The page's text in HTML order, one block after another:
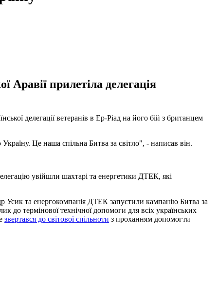
Аравії прилетіла делегація
делегації ветеранів в Ер-Ріад на його бій з британцем
Це наша спільна Битва за світло", - написав він.
увійшли шахтарі та енергетики ДТЕК, які
Усик та енергокомпанія ДТЕК запустили кампанію Битва за
до термінової технічної допомоги для всіх українських
звертався до світової спільноти з проханням допомогти